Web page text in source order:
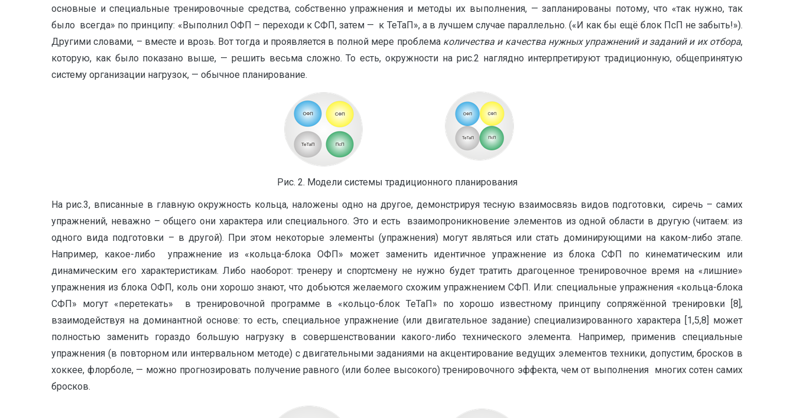
основные и специальные тренировочные средства, собственно упражнения и методы их выполнения, — запланированы потому, что «так нужно, так
было всегда» по принципу: «Выполнил ОФП – переходи к СФП, затем — к ТеТаП», а в лучшем случае параллельно. («И как бы ещё блок ПсП не забыть!»).
Другими словами, – вместе и врозь. Вот тогда и проявляется в полной мере проблема количества и качества нужных упражнений и заданий и их отбора,
которую, как было показано выше, — решить весьма сложно. То есть, окружности на рис.2 наглядно интерпретируют традиционную, общепринятую
систему организации нагрузок, — обычное планирование.
Рис. 2. Модели системы традиционного планирования
На рис.3, вписанные в главную окружность кольца, наложены одно на другое, демонстрируя тесную взаимосвязь видов подготовки, сиречь – самих
упражнений, неважно – общего они характера или специального. Это и есть взаимопроникновение элементов из одной области в другую (читаем: из
одного вида подготовки – в другой). При этом некоторые элементы (упражнения) могут являться или стать доминирующими на каком-либо этапе.
Например, какое-либо упражнение из «кольца-блока ОФП» может заменить идентичное упражнение из блока СФП по кинематическим или
динамическим его характеристикам. Либо наоборот: тренеру и спортсмену не нужно будет тратить драгоценное тренировочное время на «лишние»
упражнения из блока ОФП, коль они хорошо знают, что добьются желаемого схожим упражнением СФП. Или: специальные упражнения «кольца-блока
СФП» могут «перетекать» в тренировочной программе в «кольцо-блок ТеТаП» по хорошо известному принципу сопряжённой тренировки [8],
взаимодействуя на доминантной основе: то есть, специальное упражнение (или двигательное задание) специализированного характера [1,5,8] может
полностью заменить гораздо большую нагрузку в совершенствовании какого-либо технического элемента. Например, применив специальные
упражнения (в повторном или интервальном методе) с двигательными заданиями на акцентирование ведущих элементов техники, допустим, бросков в
хоккее, флорболе, — можно прогнозировать получение равного (или более высокого) тренировочного эффекта, чем от выполнения многих сотен самих
бросков.